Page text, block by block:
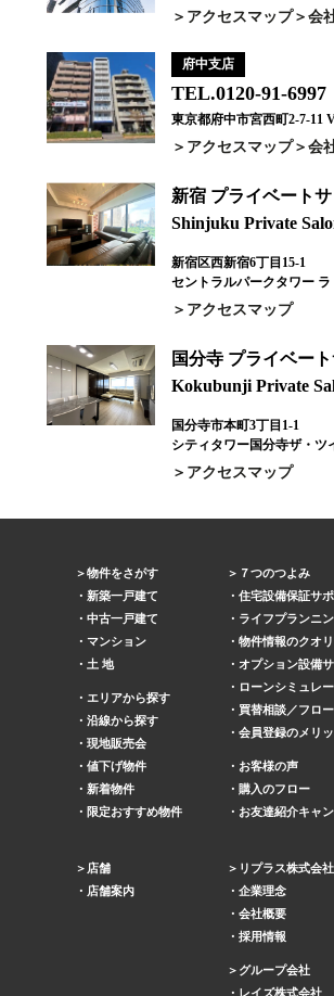
アクセスマップ 会
府中支店
TEL.0120-91-6997
東京都府中市宮西町2-7-11
アクセスマップ 会
新宿 プライベート
Shinjuku Private
新宿区西新宿6丁目15-1
セントラルパークタワー
アクセスマップ
国分寺 プライベー
Kokubunji Private
国分寺市本町3丁目1-1
シティタワー国分寺ザ・ツ
アクセスマップ
物件をさがす
新築一戸建て
中古一戸建て
マンション
土 地
エリアから探す
沿線から探す
現地販売会
値下げ物件
新着物件
限定おすすめ物件
７つのつよみ
住宅設備保証サ
ライフプランニ
物件情報のクオ
オプション設備
ローンシミュレ
買替相談／フロー
会員登録のメリッ
お客様の声
購入のフロー
お友達紹介キャ
店舗
店舗案内
リプラス株式会
企業理念
会社概要
採用情報
グループ会社
レイズ株式会社